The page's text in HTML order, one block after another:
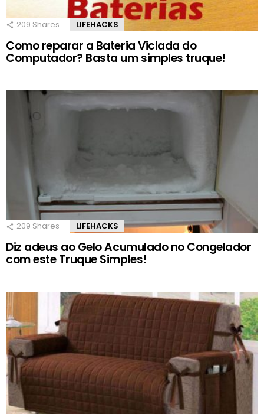
209 Shares LIFEHACKS
Como reparar a Bateria Viciada do
Computador? Basta um simples truque!
209 Shares LIFEHACKS
Diz adeus ao Gelo Acumulado no Congelador
com este Truque Simples!